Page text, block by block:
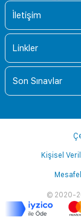
İletişim
Linkler
Son Sınavlar
© 2020-
Kişisel